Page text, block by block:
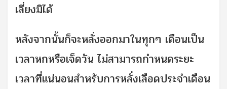
เลี่ยงมิได้
หลังจากนั้นก็จะหลั่งออกมาในทุกๆ เดือนเป็น
เวลาหกหรือเจ็ดวัน ไม่สามารถกำหนดระยะ
เวลาที่แน่นอนสำหรับการหลั่งเลือดประจำเดือน